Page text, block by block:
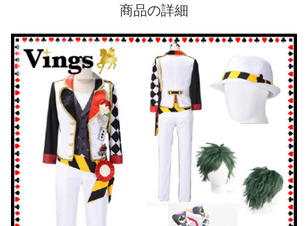
商品の詳細